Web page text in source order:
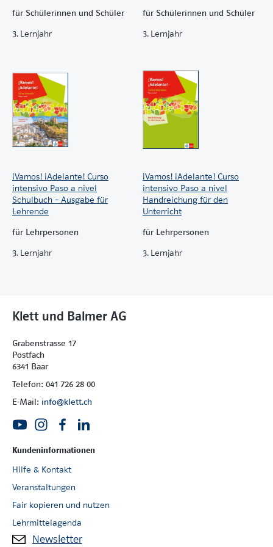
für Schülerinnen und Schüler
3. Lernjahr
für Schülerinnen und Schüler
3. Lernjahr
¡Vamos! ¡Adelante! Curso
intensivo Paso a nivel
Schulbuch – Ausgabe für
Lehrende
für Lehrpersonen
3. Lernjahr
¡Vamos! ¡Adelante! Curso
intensivo Paso a nivel
Handreichung für den
Unterricht
für Lehrpersonen
3. Lernjahr
Klett und Balmer AG
Grabenstrasse 17
Postfach
6341 Baar
Telefon: 041 726 28 00
E-Mail: info@klett.ch
Kundeninformationen
Hilfe & Kontakt
Veranstaltungen
Fair kopieren und nutzen
Lehrmittelagenda
Newsletter